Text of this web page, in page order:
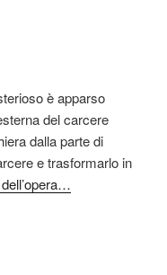
è apparso
del carcere
dalla parte di
e trasformarlo in